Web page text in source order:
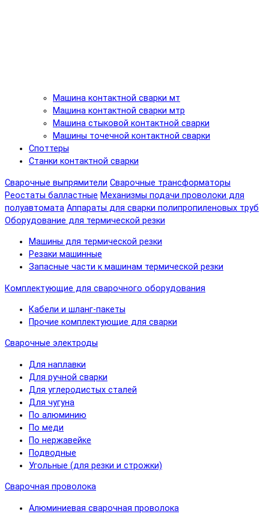
Машина контактной сварки мт
Машина контактной сварки мтр
Машина стыковой контактной сварки
Машины точечной контактной сварки
Споттеры
Станки контактной сварки
Сварочные выпрямители Сварочные трансформаторы
Реостаты балластные Механизмы подачи проволоки для
полуавтомата Аппараты для сварки полипропиленовых труб
Оборудование для термической резки
Машины для термической резки
Резаки машинные
Запасные части к машинам термической резки
Комплектующие для сварочного оборудования
Кабели и шланг-пакеты
Прочие комплектующие для сварки
Сварочные электроды
Для наплавки
Для ручной сварки
Для углеродистых сталей
Для чугуна
По алюминию
По меди
По нержавейке
Подводные
Угольные (для резки и строжки)
Сварочная проволока
Алюминиевая сварочная проволока